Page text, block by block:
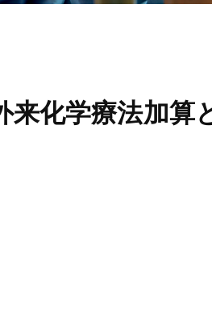
来化学療法加